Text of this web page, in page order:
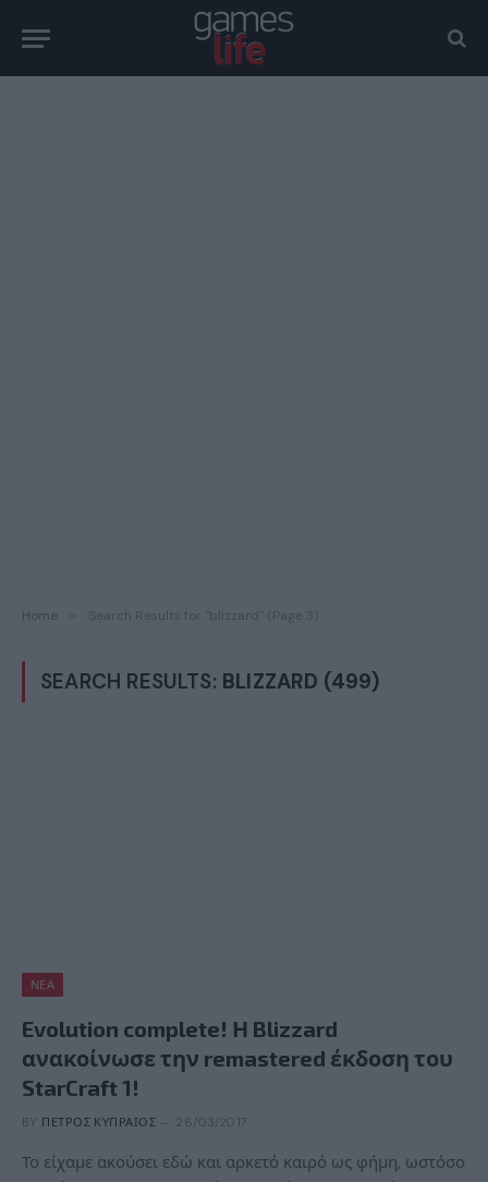
Home Search Results for "blizzard" (Page 3)
SEARCH RESULTS: BLIZZARD (499)
ΝΈΑ
Evolution complete! Η Blizzard
ανακοίνωσε την remastered έκδοση του
StarCraft 1!
BY ΠΈΤΡΟΣ ΚΥΠΡΑΊΟΣ 26/03/2017
Το είχαμε ακούσει εδώ και αρκετό καιρό ως φήμη, ωστόσο